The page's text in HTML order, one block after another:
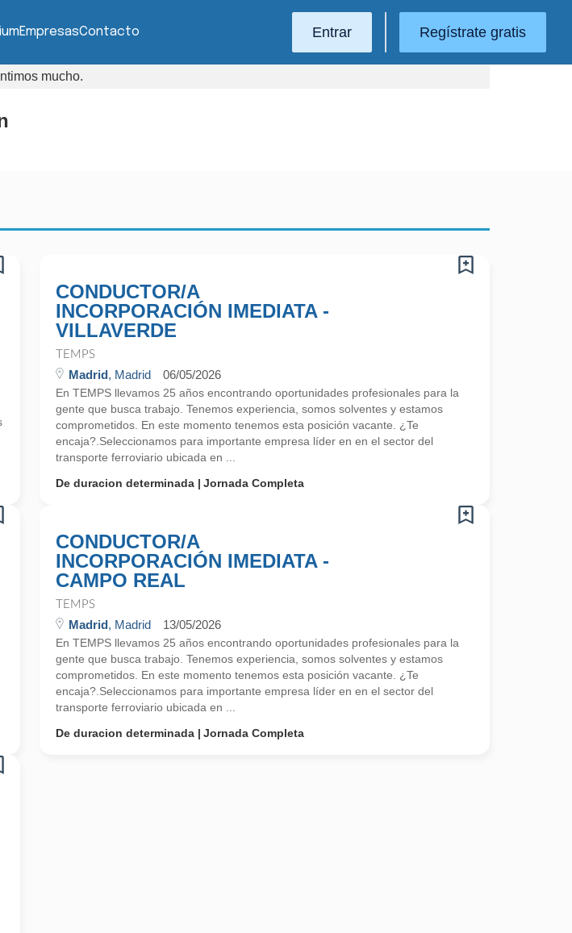
EmpresasContacto Entrar Regístrate gratis
mucho.
CONDUCTOR/A
INCORPORACIÓN IMEDIATA -
VILLAVERDE
TEMPS
Madrid, Madrid 06/05/2026
En TEMPS llevamos 25 años encontrando oportunidades profesionales para la
gente que busca trabajo. Tenemos experiencia, somos solventes y estamos
comprometidos. En este momento tenemos esta posición vacante. ¿Te
encaja?.Seleccionamos para importante empresa líder en en el sector del
transporte ferroviario ubicada en ...
De duracion determinada
Jornada Completa
CONDUCTOR/A
INCORPORACIÓN IMEDIATA -
CAMPO REAL
TEMPS
Madrid, Madrid 13/05/2026
En TEMPS llevamos 25 años encontrando oportunidades profesionales para la
gente que busca trabajo. Tenemos experiencia, somos solventes y estamos
comprometidos. En este momento tenemos esta posición vacante. ¿Te
encaja?.Seleccionamos para importante empresa líder en en el sector del
transporte ferroviario ubicada en ...
De duracion determinada
Jornada Completa